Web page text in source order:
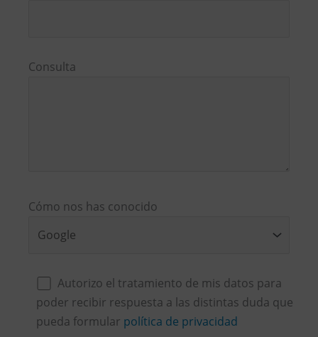
Consulta
Cómo nos has conocido
Autorizo el tratamiento de mis datos para
poder recibir respuesta a las distintas duda que
pueda formular política de privacidad